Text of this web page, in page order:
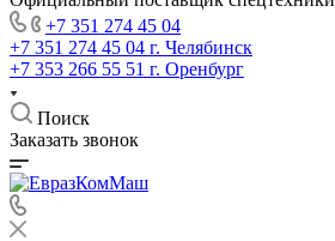
+7 351 274 45 04
+7 351 274 45 04 г. Челябинск
+7 353 266 55 51 г. Оренбург
Поиск
Заказать звонок